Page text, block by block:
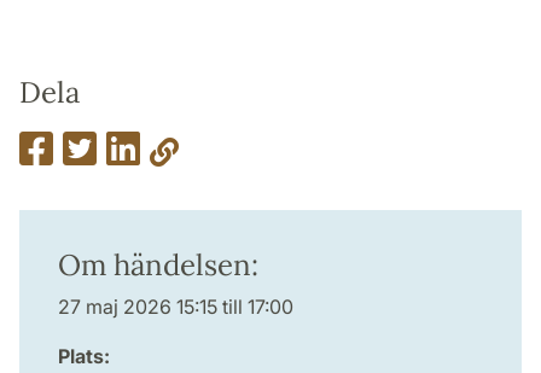
Dela
Om händelsen:
27 maj 2026 15:15 till 17:00
Plats: